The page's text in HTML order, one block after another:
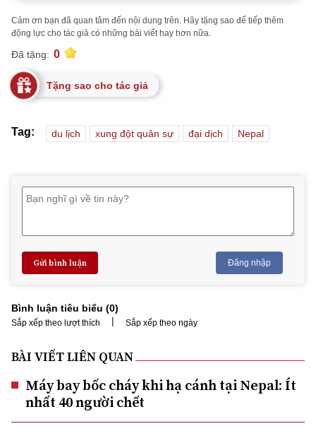
Cảm ơn bạn đã quan tâm đến nội dung trên. Hãy tặng sao để tiếp thêm
động lực cho tác giả có những bài viết hay hơn nữa.
Đã tặng: 0
Tặng sao cho tác giả
Tag: du lịch xung đột quân sự đại dịch Nepal
Gửi bình luận Đăng nhập
Bình luận tiêu biểu (0)
Sắp xếp theo lượt thích | Sắp xếp theo ngày
BÀI VIẾT LIÊN QUAN
Máy bay bốc cháy khi hạ cánh tại Nepal: Ít
nhất 40 người chết